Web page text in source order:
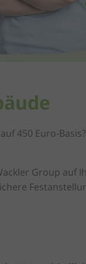
450 Euro-
Group auf